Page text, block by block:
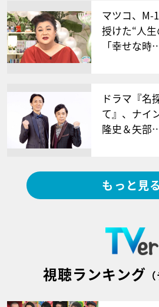
マツコ、M-
授けた“人
「幸せな時
ドラマ『名
て』、ナイ
隆史＆矢部
もっと見る
視聴ランキング